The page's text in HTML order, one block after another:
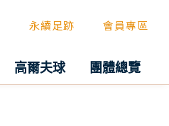
永續足跡 會員專區
高爾夫球 團體總覽